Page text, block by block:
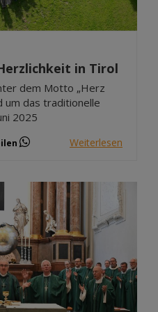
in Tirol
dem Motto „Herz
um das traditionelle
2025
Weiterlesen